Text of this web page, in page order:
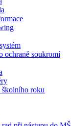
ochraně soukromí
školního roku